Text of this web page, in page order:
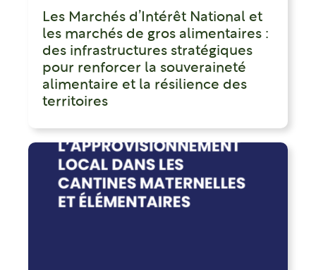
Les Marchés d’Intérêt National et
les marchés de gros alimentaires :
des infrastructures stratégiques
pour renforcer la souveraineté
alimentaire et la résilience des
territoires